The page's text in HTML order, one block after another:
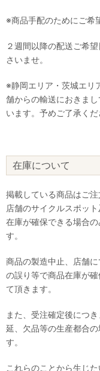
※商品手配のためにご希
２週間以降の配送ご希
さいませ。
※静岡エリア・茨城エリ
舗からの輸送におきま
います。予めご了承くだ
在庫について
掲載している商品はご
店舗のサイクルスポッ
在庫が確保できる場合
す。
商品の製造中止、店舗
の誤り等で商品在庫が
て頂きます。
また、受注確定後につ
延、欠品等の生産都合
す。
これらのことから生じ